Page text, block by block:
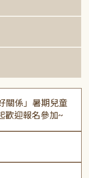
關係」暑期兒童
歡迎報名參加~